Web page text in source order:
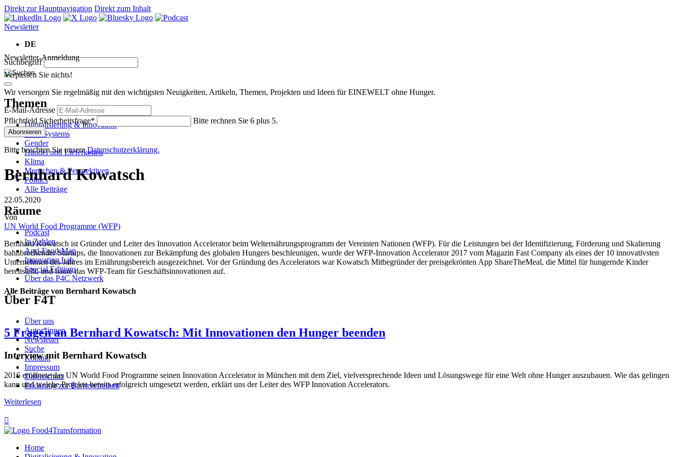
Direkt zur Hauptnavigation Direkt zum Inhalt
Newsletter
DE
Suchbegriff
Themen
Digitalisierung & Innovation
Food Systems
Gender
Handel und Lieferketten
Klima
Menschen & Perspektiven
Politics
Alle Beiträge
Räume
Podcast
In Zahlen
Agri-Food-Map
Innovation Lab
Special Editions
Über das P4C Netzwerk
Über F4T
Über uns
Autor*innen
Newsletter
Suche
Kontakt
Impressum
Datenschutz
Erklärung zur Barrierefreiheit
Newsletter-Anmeldung
Verpassen Sie nichts!
Wir versorgen Sie regelmäßig mit den wichtigsten Neuigkeiten, Artikeln, Themen, Projekten und Ideen für EINEWELT ohne Hunger.
E-Mail-Adresse
PflichtfeldSicherheitsfrage* Bitte rechnen Sie 6 plus 5.
Abonnieren
Bitte beachten Sie unsereDatenschutzerklärung.
Bernhard Kowatsch
22.05.2020
Von
UN World Food Programme (WFP)
Bernhard Kowatsch ist Gründer und Leiter des Innovation Accelerator beim Welternährungsprogramm der Vereinten Nationen (WFP). Für die Leistungen bei der Identifizierung, Förderung und Skalierung
bahnbrechender Startups, die Innovationen zur Bekämpfung des globalen Hungers beschleunigen, wurde der WFP-Innovation Accelerator 2017 vom Magazin Fast Company als eines der 10 innovativsten
Unternehmen des Jahres im Ernährungsbereich ausgezeichnet. Vor der Gründung des Accelerators war Kowatsch Mitbegründer der preisgekrönten App ShareTheMeal, die Mittel für hungernde Kinder
bereitstellt, und baute das WFP-Team für Geschäftsinnovationen auf.
Alle Beiträge von Bernhard Kowatsch
5 Fragen an Bernhard Kowatsch: Mit Innovationen den Hunger beenden
Interview mit Bernhard Kowatsch
2016 eröffnete das UN World Food Programme seinen Innovation Accelerator in München mit dem Ziel, vielversprechende Ideen und Lösungswege für eine Welt ohne Hunger auszubauen. Wie das gelingen
kann und welche Projekte bereits erfolgreich umgesetzt werden, erklärt uns der Leiter des WFP Innovation Accelerators.
Weiterlesen

Home